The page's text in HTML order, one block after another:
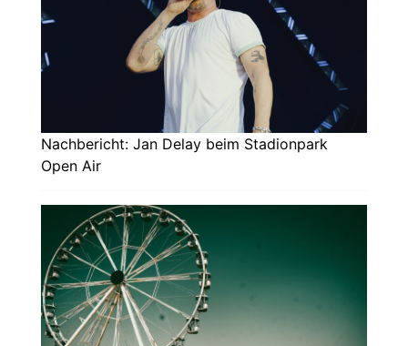
Nachbericht: Jan Delay beim Stadionpark
Open Air